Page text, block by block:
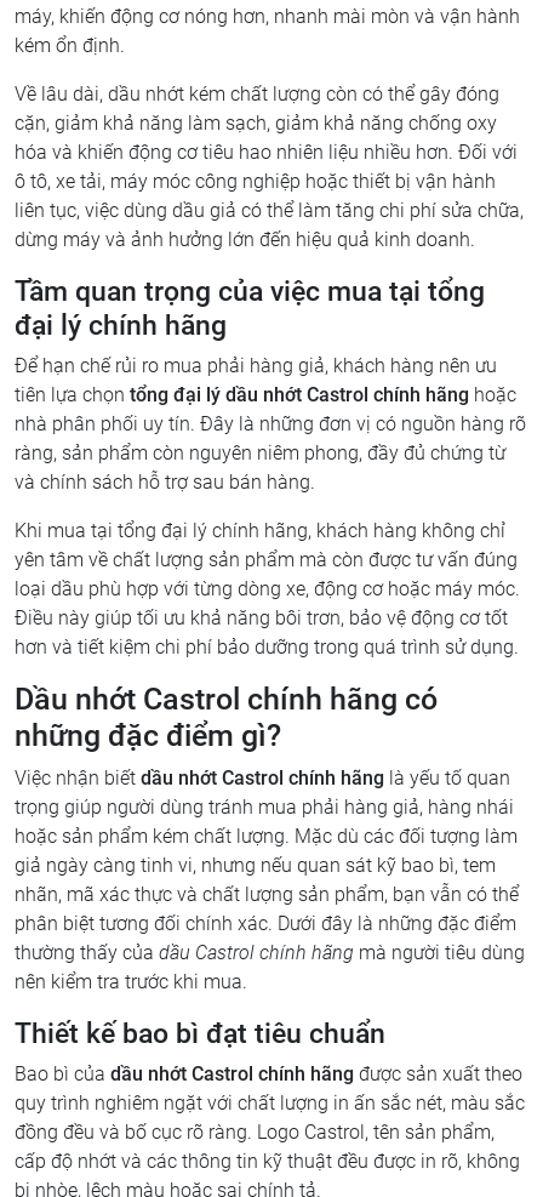
máy, khiến động cơ nóng hơn, nhanh mài mòn và vận hành
kém ổn định.
Về lâu dài, dầu nhớt kém chất lượng còn có thể gây đóng
cặn, giảm khả năng làm sạch, giảm khả năng chống oxy
hóa và khiến động cơ tiêu hao nhiên liệu nhiều hơn. Đối với
ô tô, xe tải, máy móc công nghiệp hoặc thiết bị vận hành
liên tục, việc dùng dầu giả có thể làm tăng chi phí sửa chữa,
dừng máy và ảnh hưởng lớn đến hiệu quả kinh doanh.
Tầm quan trọng của việc mua tại tổng
đại lý chính hãng
Để hạn chế rủi ro mua phải hàng giả, khách hàng nên ưu
tiên lựa chọn tổng đại lý dầu nhớt Castrol chính hãng hoặc
nhà phân phối uy tín. Đây là những đơn vị có nguồn hàng rõ
ràng, sản phẩm còn nguyên niêm phong, đầy đủ chứng từ
và chính sách hỗ trợ sau bán hàng.
Khi mua tại tổng đại lý chính hãng, khách hàng không chỉ
yên tâm về chất lượng sản phẩm mà còn được tư vấn đúng
loại dầu phù hợp với từng dòng xe, động cơ hoặc máy móc.
Điều này giúp tối ưu khả năng bôi trơn, bảo vệ động cơ tốt
hơn và tiết kiệm chi phí bảo dưỡng trong quá trình sử dụng.
Dầu nhớt Castrol chính hãng có
những đặc điểm gì?
Việc nhận biết dầu nhớt Castrol chính hãng là yếu tố quan
trọng giúp người dùng tránh mua phải hàng giả, hàng nhái
hoặc sản phẩm kém chất lượng. Mặc dù các đối tượng làm
giả ngày càng tinh vi, nhưng nếu quan sát kỹ bao bì, tem
nhãn, mã xác thực và chất lượng sản phẩm, bạn vẫn có thể
phân biệt tương đối chính xác. Dưới đây là những đặc điểm
thường thấy của dầu Castrol chính hãng mà người tiêu dùng
nên kiểm tra trước khi mua.
Thiết kế bao bì đạt tiêu chuẩn
Bao bì của dầu nhớt Castrol chính hãng được sản xuất theo
quy trình nghiêm ngặt với chất lượng in ấn sắc nét, màu sắc
đồng đều và bố cục rõ ràng. Logo Castrol, tên sản phẩm,
cấp độ nhớt và các thông tin kỹ thuật đều được in rõ, không
bị nhòe, lệch màu hoặc sai chính tả.